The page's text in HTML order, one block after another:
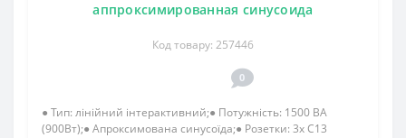
аппроксимированная синусоида
Код товару: 257446
0
● Тип: лінійний інтерактивний;● Потужність: 1500 ВА
(900Вт);● Апроксимована синусоїда;● Розетки: 3x C13